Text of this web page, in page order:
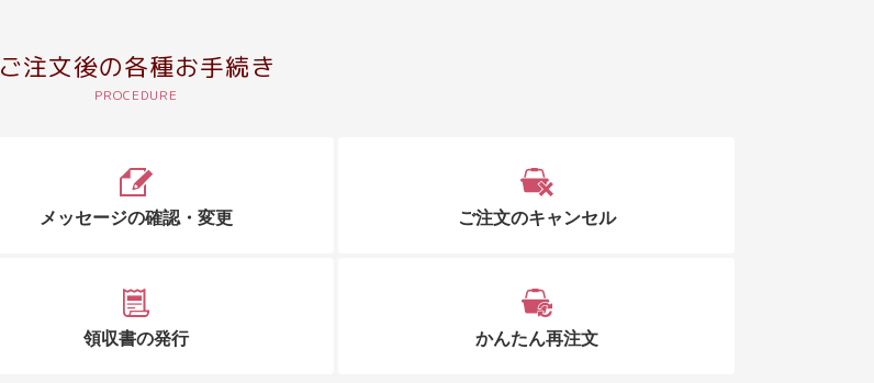
ご注文後の各種お手続き
メッセージの確認・変更 ご注文のキャンセル
領収書の発行 かんたん再注文